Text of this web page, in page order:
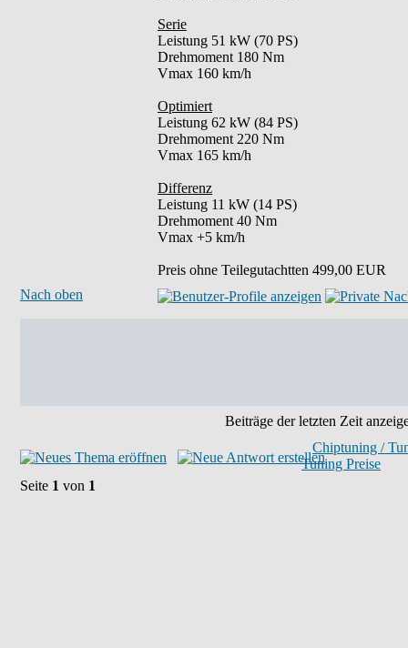
Serie
Leistung 51 kW (70 PS)
Drehmoment 180 Nm
Vmax 160 km/h
Optimiert
Leistung 62 kW (84 PS)
Drehmoment 220 Nm
Vmax 165 km/h
Differenz
Leistung 11 kW (14 PS)
Drehmoment 40 Nm
Vmax +5 km/h
Preis ohne Teilegutachtten 499,00 EUR
Nach oben
Beiträge der letzten Zeit
Chiptuning /
Tuning Preise
Seite 1 von 1